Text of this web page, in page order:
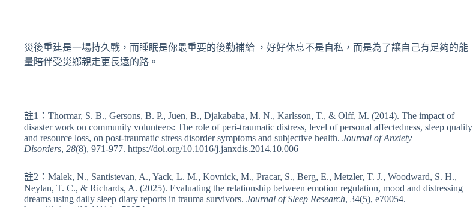
災後重建是一場持久戰，而睡眠是你最重要的後勤補給 ，好好休息不是自私，而是為了讓自己有足夠的能
量陪伴受災鄉親走更長遠的路。
註1：Thormar, S. B., Gersons, B. P., Juen, B., Djakababa, M. N., Karlsson, T., & Olff, M. (2014). The impact of
disaster work on community volunteers: The role of peri-traumatic distress, level of personal affectedness, sleep quality
and resource loss, on post-traumatic stress disorder symptoms and subjective health. Journal of Anxiety
Disorders, 28(8), 971-977. https://doi.org/10.1016/j.janxdis.2014.10.006
註2：Malek, N., Santistevan, A., Yack, L. M., Kovnick, M., Pracar, S., Berg, E., Metzler, T. J., Woodward, S. H.,
Neylan, T. C., & Richards, A. (2025). Evaluating the relationship between emotion regulation, mood and distressing
dreams using daily sleep diary reports in trauma survivors. Journal of Sleep Research, 34(5), e70054.